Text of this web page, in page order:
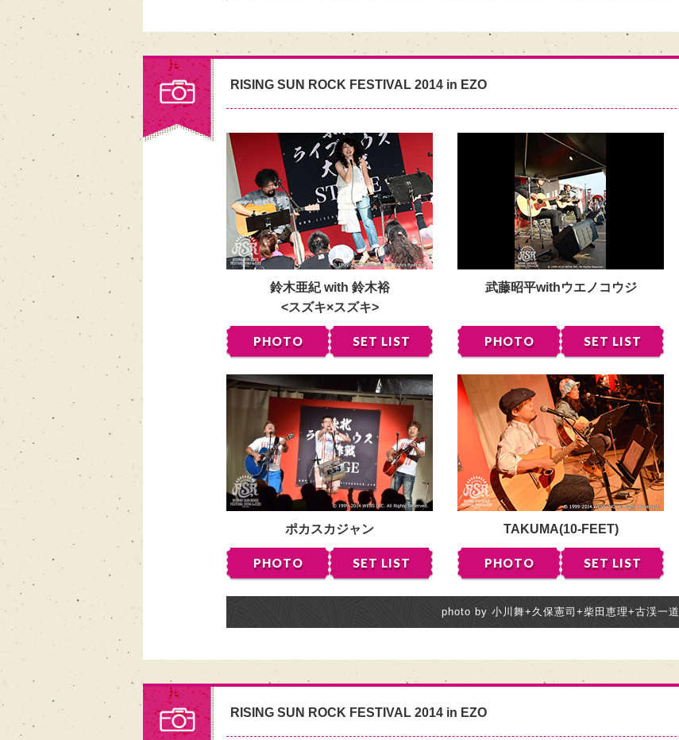
RISING SUN ROCK FESTIVAL 2014 in EZO
鈴木亜紀 with 鈴木裕
<スズキ×スズキ>
PHOTO SET LIST
武藤昭平withウエノコウジ
PHOTO SET LIST
ポカスカジャン
PHOTO SET LIST
TAKUMA(10-FEET)
PHOTO SET LIST
photo by 小川舞+久保憲司+柴田恵理+古渓一道
RISING SUN ROCK FESTIVAL 2014 in EZO